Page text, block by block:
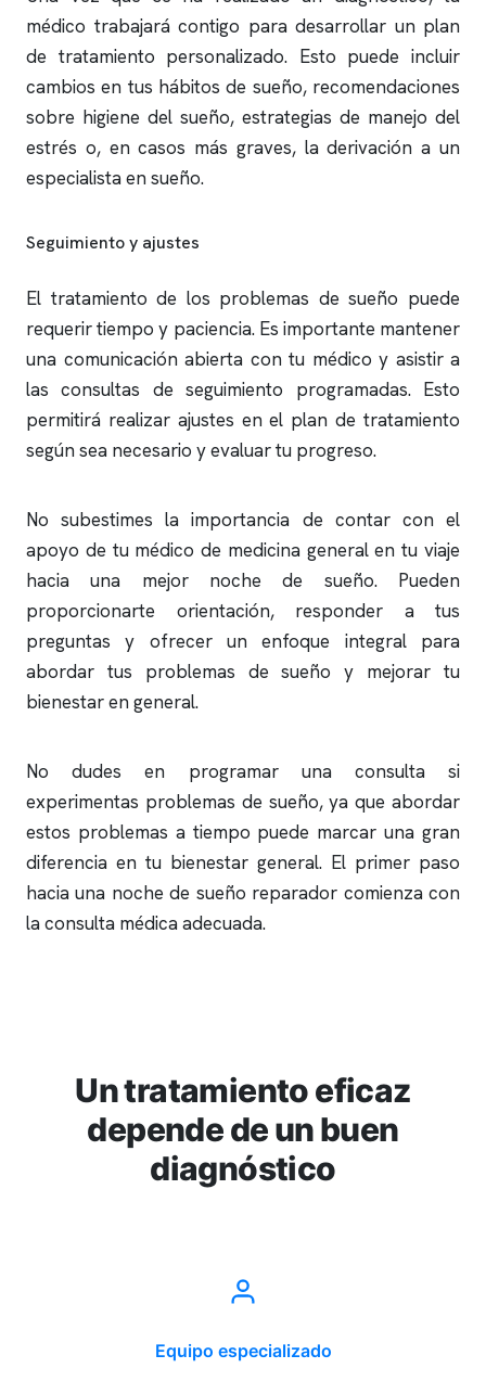
médico trabajará contigo para desarrollar un plan
de tratamiento personalizado. Esto puede incluir
cambios en tus hábitos de sueño, recomendaciones
sobre higiene del sueño, estrategias de manejo del
estrés o, en casos más graves, la derivación a un
especialista en sueño.
Seguimiento y ajustes
El tratamiento de los problemas de sueño puede
requerir tiempo y paciencia. Es importante mantener
una comunicación abierta con tu médico y asistir a
las consultas de seguimiento programadas. Esto
permitirá realizar ajustes en el plan de tratamiento
según sea necesario y evaluar tu progreso.
No subestimes la importancia de contar con el
apoyo de tu médico de medicina general en tu viaje
hacia una mejor noche de sueño. Pueden
proporcionarte orientación, responder a tus
preguntas y ofrecer un enfoque integral para
abordar tus problemas de sueño y mejorar tu
bienestar en general.
No dudes en programar una consulta si
experimentas problemas de sueño, ya que abordar
estos problemas a tiempo puede marcar una gran
diferencia en tu bienestar general. El primer paso
hacia una noche de sueño reparador comienza con
la consulta médica adecuada.
Un tratamiento eficaz
depende de un buen
diagnóstico
Equipo especializado